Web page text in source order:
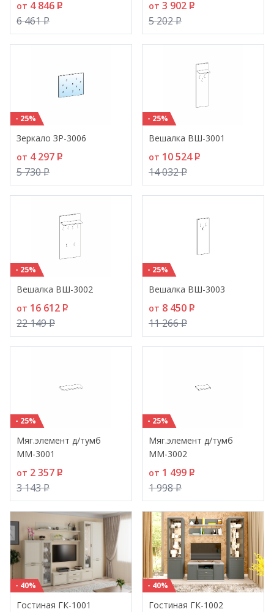
от 4 846 P
6 461P
от 3 902 P
5 202P
- 25%
Зеркало ЗР-3006
от 4 297 P
5 730P
- 25%
Вешалка ВШ-3001
от 10 524P
14 032P
- 25%
Вешалка ВШ-3002
от 16 612 P
22 149P
- 25%
Вешалка ВШ-3003
от 8 450 P
11 266P
- 25%
Мяг.элемент д/тумб
ММ-3001
от 2 357 P
3 143P
- 25%
Мяг.элемент д/тумб
ММ-3002
от 1 499 P
1 998P
- 40%
Гостиная ГК-1001
- 40%
Гостиная ГК-1002